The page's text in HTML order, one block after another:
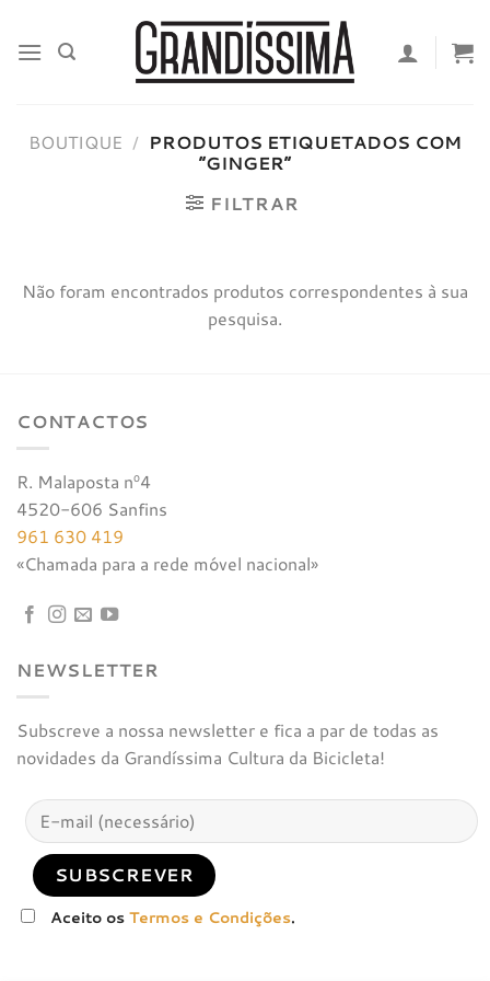
content
BOUTIQUE / PRODUTOS ETIQUETADOS COM
“GINGER”
FILTRAR
Não foram encontrados produtos correspondentes à sua
pesquisa.
CONTACTOS
R. Malaposta nº4
4520-606 Sanfins
961 630 419
«Chamada para a rede móvel nacional»
NEWSLETTER
Subscreve a nossa newsletter e fica a par de todas as
novidades da Grandíssima Cultura da Bicicleta!
Aceito osTermos e Condições.